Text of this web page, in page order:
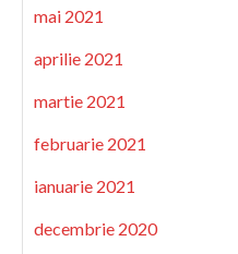
mai 2021
aprilie 2021
martie 2021
februarie 2021
ianuarie 2021
decembrie 2020